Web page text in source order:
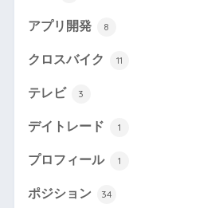
アプリ開発 8
クロスバイク 11
テレビ 3
デイトレード 1
プロフィール 1
ポジション 34